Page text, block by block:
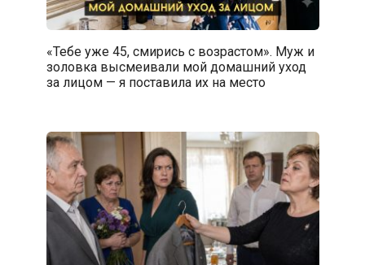
«Тебе уже 45, смирись с возрастом». Муж и
золовка высмеивали мой домашний уход
за лицом — я поставила их на место